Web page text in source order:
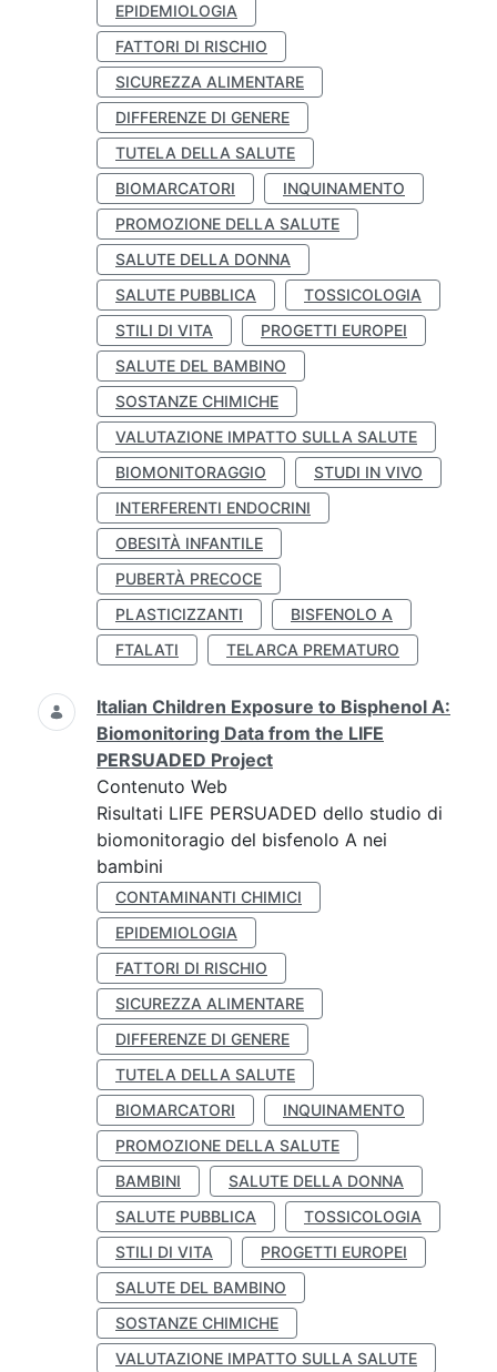
EPIDEMIOLOGIA
FATTORI DI RISCHIO
SICUREZZA ALIMENTARE
DIFFERENZE DI GENERE
TUTELA DELLA SALUTE
BIOMARCATORI
INQUINAMENTO
PROMOZIONE DELLA SALUTE
SALUTE DELLA DONNA
SALUTE PUBBLICA
TOSSICOLOGIA
STILI DI VITA
PROGETTI EUROPEI
SALUTE DEL BAMBINO
SOSTANZE CHIMICHE
VALUTAZIONE IMPATTO SULLA SALUTE
BIOMONITORAGGIO
STUDI IN VIVO
INTERFERENTI ENDOCRINI
OBESITÀ INFANTILE
PUBERTÀ PRECOCE
PLASTICIZZANTI
BISFENOLO A
FTALATI
TELARCA PREMATURO
Italian Children Exposure to Bisphenol A:
Biomonitoring Data from the LIFE
PERSUADED Project
Contenuto Web
Risultati LIFE PERSUADED dello studio di
biomonitoragio del bisfenolo A nei
bambini
CONTAMINANTI CHIMICI
EPIDEMIOLOGIA
FATTORI DI RISCHIO
SICUREZZA ALIMENTARE
DIFFERENZE DI GENERE
TUTELA DELLA SALUTE
BIOMARCATORI
INQUINAMENTO
PROMOZIONE DELLA SALUTE
BAMBINI
SALUTE DELLA DONNA
SALUTE PUBBLICA
TOSSICOLOGIA
STILI DI VITA
PROGETTI EUROPEI
SALUTE DEL BAMBINO
SOSTANZE CHIMICHE
VALUTAZIONE IMPATTO SULLA SALUTE